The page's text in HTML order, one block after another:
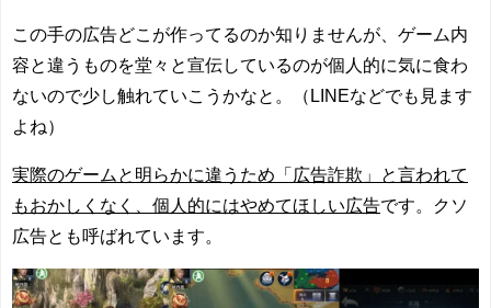
この手の広告どこが作ってるのか知りませんが、ゲーム内
容と違うものを堂々と宣伝しているのが個人的に気に食わ
ないので少し触れていこうかなと。（LINEなどでも見ます
よね）
実際のゲームと明らかに違うため「広告詐欺」と言われて
もおかしくなく、個人的にはやめてほしい広告です。クソ
広告とも呼ばれています。